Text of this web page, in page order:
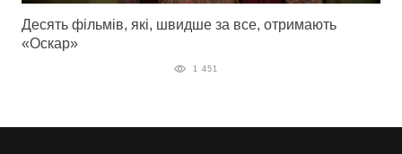
Десять фільмів, які, швидше за все, отримають
«Оскар»
1 451